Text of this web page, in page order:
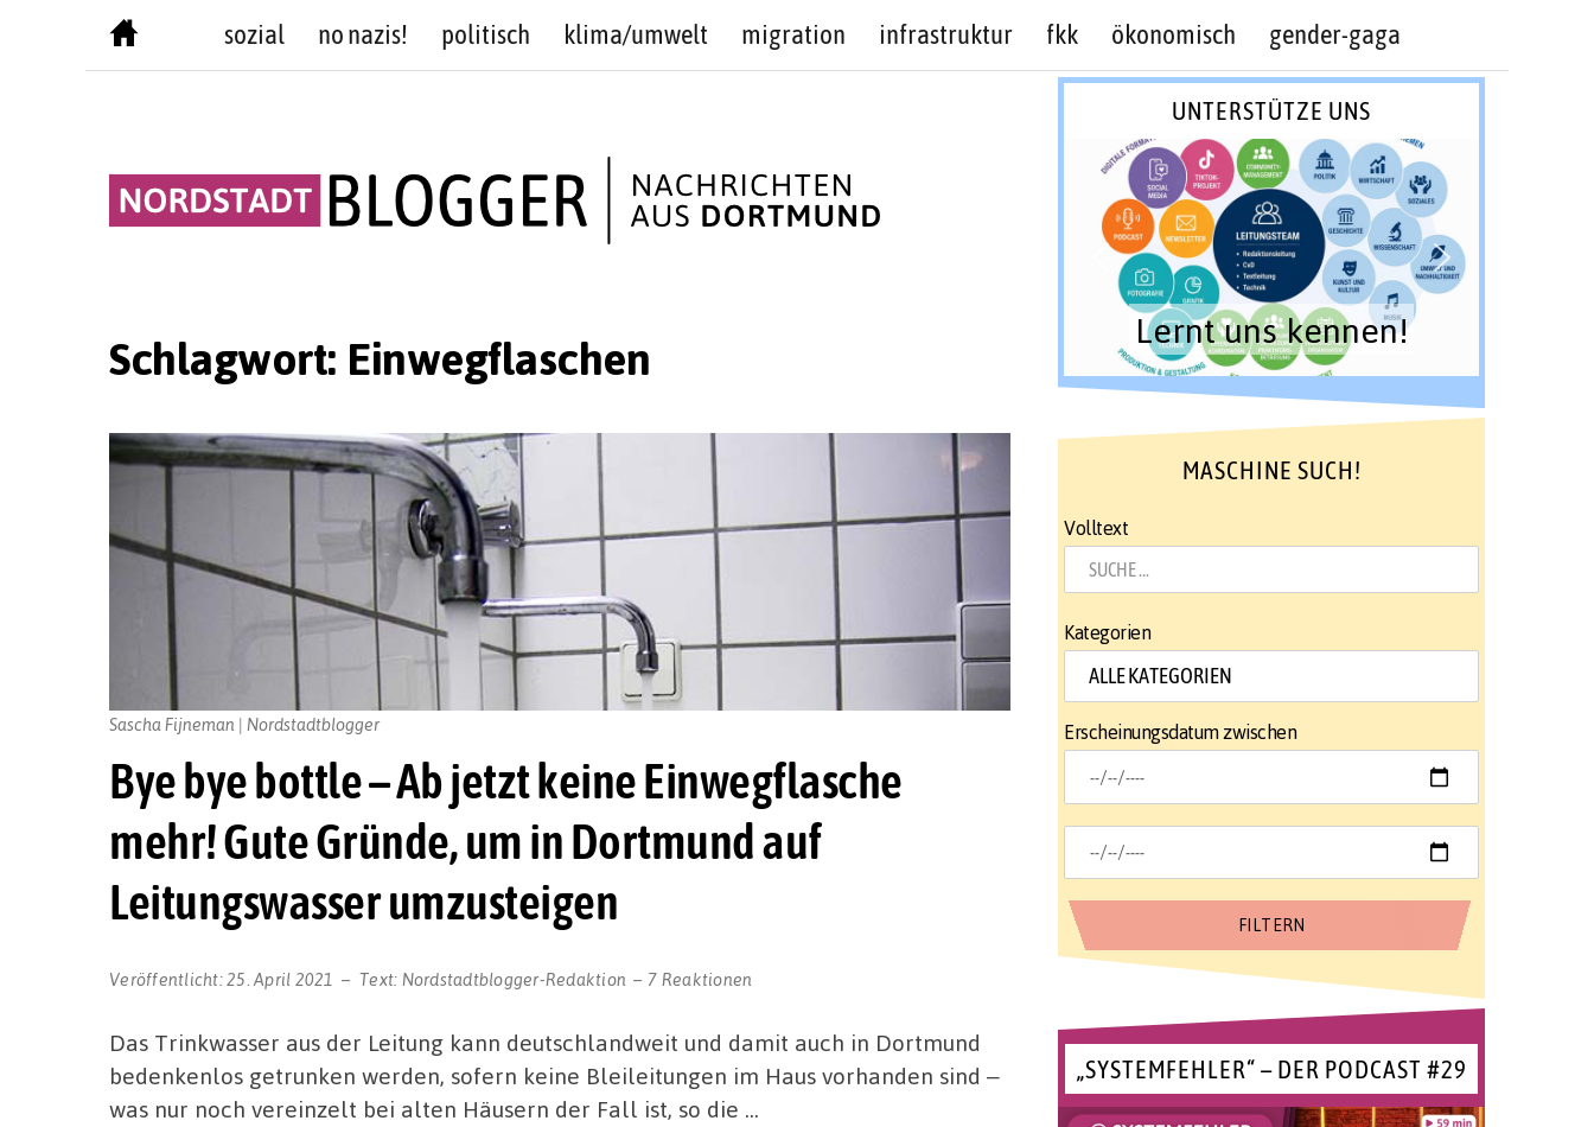
sozial no nazis! politisch klima/umwelt migration infrastruktur fkk ökonomisch gender-gaga
Schlagwort: Einwegflaschen
Bye bye bottle – Ab jetzt keine Einwegflasche
mehr! Gute Gründe, um in Dortmund auf
Leitungswasser umzusteigen
Veröffentlicht:25. April 2021 Text: Nordstadtblogger-Redaktion 7 Reaktionen
Sascha Fijneman | Nordstadtblogger
Das Trinkwasser aus der Leitung kann deutschlandweit und damit auch in Dortmund
bedenkenlos getrunken werden, sofern keine Bleileitungen im Haus vorhanden sind ‒
was nur noch vereinzelt bei alten Häusern der Fall ist, so die …
UNTERSTÜTZE UNS
Lernt uns kennen!
MASCHINE SUCH!
Volltext
Kategorien
Erscheinungsdatum zwischen
„SYSTEMFEHLER“ – DER PODCAST #29